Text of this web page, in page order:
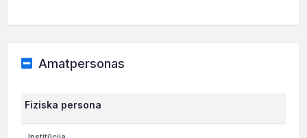
Amatpersonas
Fiziska persona